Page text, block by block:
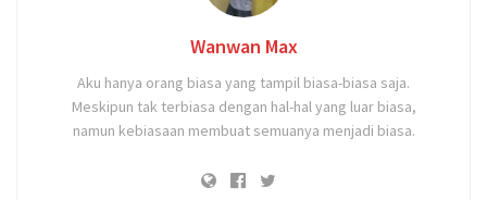
Wanwan Max
Aku hanya orang biasa yang tampil biasa-biasa saja.
Meskipun tak terbiasa dengan hal-hal yang luar biasa,
namun kebiasaan membuat semuanya menjadi biasa.